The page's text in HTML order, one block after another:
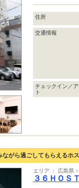
住所
交通情報
チェックイン／
ト
がら過ごしてもらえるホ
エリア ： 広島県
３６ＨＯＳ